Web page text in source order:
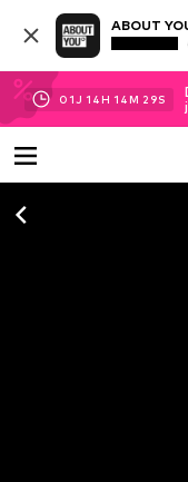
ABOUT
01J 14H 14M 27S